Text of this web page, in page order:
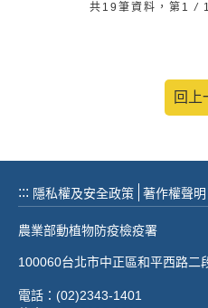
共19筆資料，第1 /
回上
::: 隱私權及安全政策 著作權聲明
農業部動植物防疫檢疫署
100060台北市中正區和平西路二
電話：(02)2343-1401